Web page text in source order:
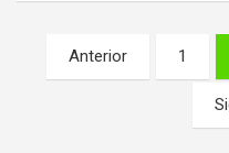
Paginación
de
Anterior 1